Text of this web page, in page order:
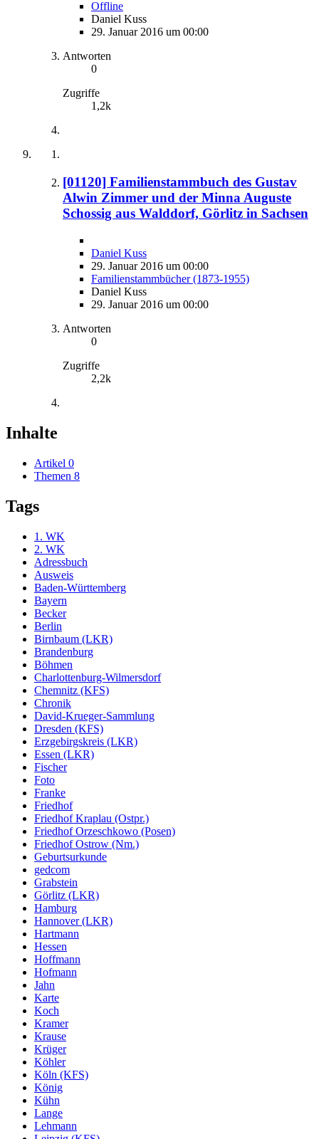
Offline
Daniel Kuss
29. Januar 2016 um 00:00
Antworten
0
Zugriffe
1,2k
[01120] Familienstammbuch des Gustav
Alwin Zimmer und der Minna Auguste
Schossig aus Walddorf, Görlitz in Sachsen
Daniel Kuss
29. Januar 2016 um 00:00
Familienstammbücher (1873-1955)
Daniel Kuss
29. Januar 2016 um 00:00
Antworten
0
Zugriffe
2,2k
Inhalte
Artikel 0
Themen 8
Tags
1. WK
2. WK
Adressbuch
Ausweis
Baden-Württemberg
Bayern
Becker
Berlin
Birnbaum (LKR)
Brandenburg
Böhmen
Charlottenburg-Wilmersdorf
Chemnitz (KFS)
Chronik
David-Krueger-Sammlung
Dresden (KFS)
Erzgebirgskreis (LKR)
Essen (LKR)
Fischer
Foto
Franke
Friedhof
Friedhof Kraplau (Ostpr.)
Friedhof Orzeschkowo (Posen)
Friedhof Ostrow (Nm.)
Geburtsurkunde
gedcom
Grabstein
Görlitz (LKR)
Hamburg
Hannover (LKR)
Hartmann
Hessen
Hoffmann
Hofmann
Jahn
Karte
Koch
Kramer
Krause
Krüger
Köhler
Köln (KFS)
König
Kühn
Lange
Lehmann